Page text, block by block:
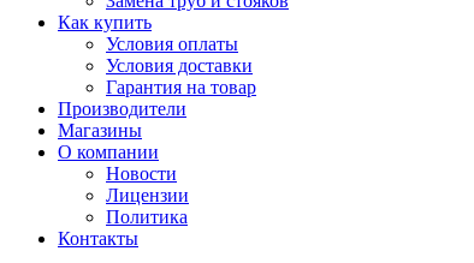
Как купить
Условия оплаты
Условия доставки
Гарантия на товар
Производители
Магазины
О компании
Новости
Лицензии
Политика
Контакты